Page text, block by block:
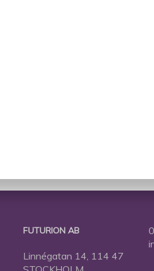
FUTURION AB
Linnégatan 14, 114 47